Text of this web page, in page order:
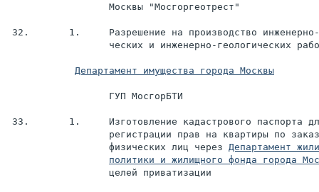
                  Москвы "Мосгоргеотрест"
32.       1.     Разрешение на производство инженерно-
ческих и инженерно-геологических
Департамент имущества города Москвы
                  ГУП МосгорБТИ
33.       1.     Изготовление кадастрового паспорта
регистрации прав на квартиры по
                  физических лиц через
политики и жилищного фонда города
                  целей приватизации